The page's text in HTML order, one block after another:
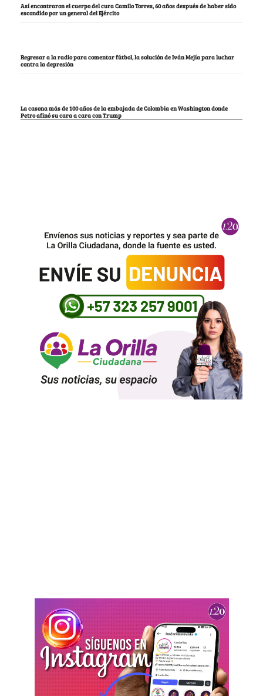
Así encontraron el cuerpo del cura Camilo Torres, 60 años después de haber sido
escondido por un general del Ejército
Regresar a la radio para comentar fútbol, la solución de Iván Mejía para luchar
contra la depresión
La casona más de 100 años de la embajada de Colombia en Washington donde
Petro afinó su cara a cara con Trump